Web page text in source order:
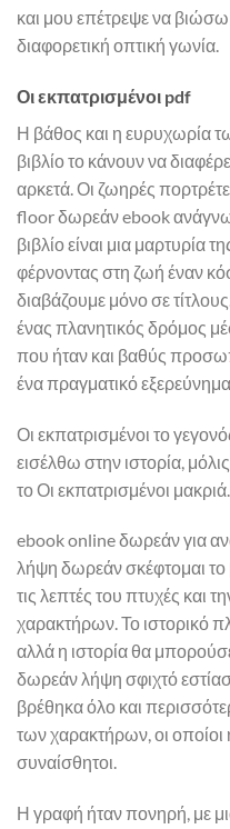
και μου επέτρεψε να
διαφορετική οπτική γωνία.
Οι εκπατρισμένοι pdf
Η βάθος και η ευρυχωρία
βιβλίο το κάνουν να
αρκετά. Οι ζωηρές
floor δωρεάν ebook
βιβλίο είναι μια μαρτυρία
φέρνοντας στη ζωή έναν
διαβάζουμε μόνο σε
ένας πλανητικός δρόμος
που ήταν και βαθύς
ένα πραγματικό
Οι εκπατρισμένοι το
εισέλθω στην ιστορία,
το Οι εκπατρισμένοι μακριά.
ebook online δωρεάν για
λήψη δωρεάν σκέφτομαι το
τις λεπτές του πτυχές και
χαρακτήρων. Το ιστορικό
αλλά η ιστορία θα
δωρεάν λήψη σφιχτό
βρέθηκα όλο και
των χαρακτήρων, οι οποίοι
συναίσθητοι.
Η γραφή ήταν πονηρή, με